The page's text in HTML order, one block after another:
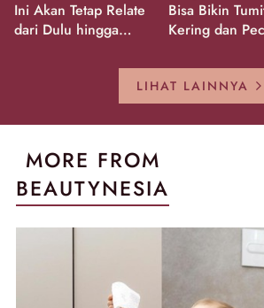
Ini Akan Tetap Relate
dari Dulu hingga
Bisa Bikin
Kering dan
LIHAT LAINNYA
MORE FROM
BEAUTYNESIA